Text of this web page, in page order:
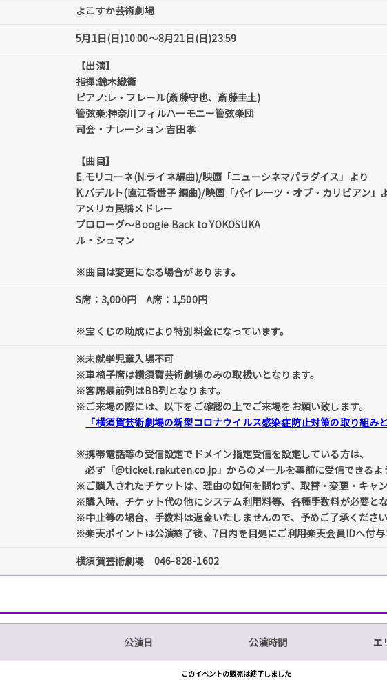
よこすか芸術劇場
5月1日(日)10:00～8月21日(日)23:59
【出演】
指揮:鈴木織衛
ピアノ:レ・フレール(斎藤守也、斎藤圭土)
管弦楽:神奈川フィルハーモニー管弦楽団
司会・ナレーション:吉田孝
【曲目】
E.モリコーネ(N.ライネ編曲)/映画「ニューシネマパラダイス」より
K.バデルト(直江香世子 編曲)/映画「パイレーツ・オブ・カリビアン」
アメリカ民謡メドレー
プロローグ～Boogie Back to YOKOSUKA
ル・シュマン
※曲目は変更になる場合があります。
S席：3,000円 A席：1,500円
※宝くじの助成により特別料金になっています。
※未就学児童入場不可
※車椅子席は横須賀芸術劇場のみの取扱いとなります。
※客席最前列はBB列となります。
※ご来場の際には、以下をご確認の上でご来場をお願い致します。
「横須賀芸術劇場の新型コロナウイルス感染症防止対策の取り組み
※携帯電話等の受信設定でドメイン指定受信を設定している方は、
必ず「@ticket.rakuten.co.jp」からのメールを事前に受信できるよ
※ご購入されたチケットは、理由の如何を問わず、取替・変更・キャ
※購入時、チケット代の他にシステム利用料等、各種手数料が必要とな
※中止等の場合、手数料は返金いたしませんので、予めご了承ください
※楽天ポイントは公演終了後、7日内を目処にご利用楽天会員IDへ付与
横須賀芸術劇場 046-828-1602
公演日 公演時間 エ
このイベントの販売は終了しました